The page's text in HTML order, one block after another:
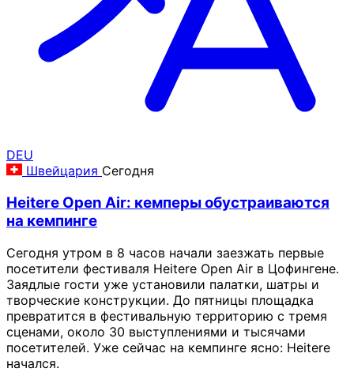
DEU
Швейцария Сегодня
Heitere Open Air: кемперы обустраиваются
на кемпинге
Сегодня утром в 8 часов начали заезжать первые
посетители фестиваля Heitere Open Air в Цофингене.
Заядлые гости уже установили палатки, шатры и
творческие конструкции. До пятницы площадка
превратится в фестивальную территорию с тремя
сценами, около 30 выступлениями и тысячами
посетителей. Уже сейчас на кемпинге ясно: Heitere
начался.